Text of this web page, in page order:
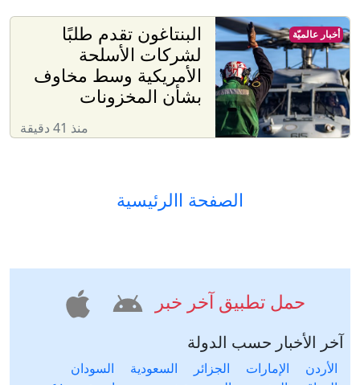
البنتاغون تقدم طلبًا
لشركات الأسلحة
الأمريكية وسط مخاوف
بشأن المخزونات
منذ 41 دقيقة
أخبار عالميّة
الصفحة االرئيسية
حمل تطبيق آخر خبر
آخر الأخبار حسب الدولة
الأردن الإمارات الجزائر السعودية
السودان